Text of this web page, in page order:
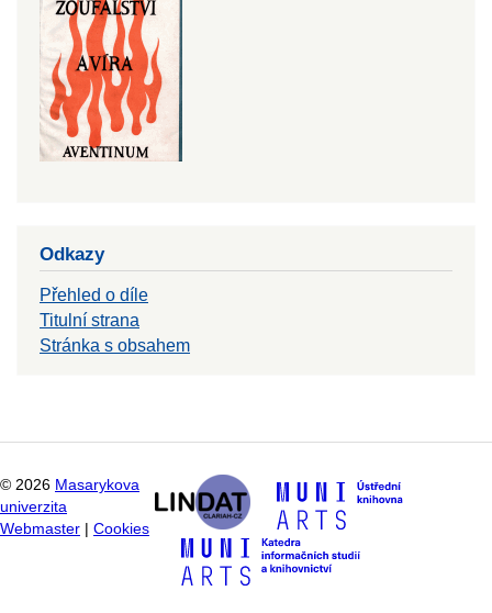
Odkazy
Přehled o díle
Titulní strana
Stránka s obsahem
© 2026 Masarykova
univerzita
Webmaster
Cookies